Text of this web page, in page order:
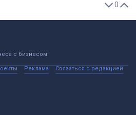
0
с бизнесом
Реклама Связаться с редакцией